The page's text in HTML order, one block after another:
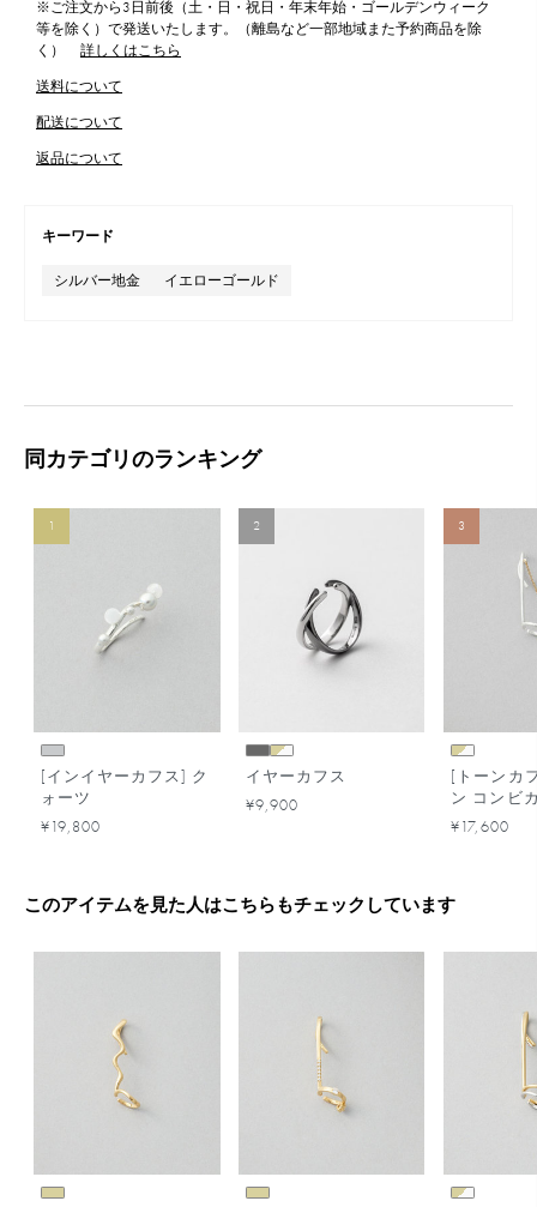
※ご注文から3日前後（土・日・祝日・年末年始・ゴールデンウィーク
等を除く）で発送いたします。（離島など一部地域また予約商品を除
く）
詳しくはこちら
送料について
配送について
返品について
キーワード
シルバー地金 イエローゴールド
同カテゴリのランキング
1
[インイヤーカフス] ク
ォーツ
¥19,800
2
イヤーカフス
¥9,900
3
[トーンカ
ン コンビ
¥17,600
このアイテムを見た人はこちらもチェックしています